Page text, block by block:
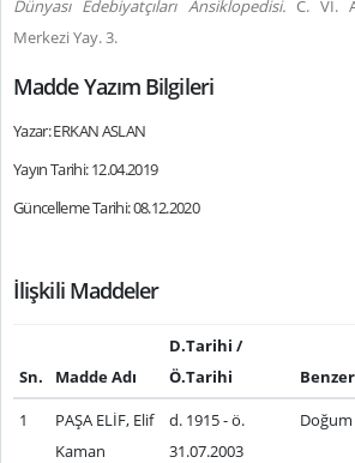
Dünyası Edebiyatçıları Ansiklopedisi.C. VI.
Merkezi Yay. 3.
Madde Yazım Bilgileri
Yazar: ERKAN ASLAN
Yayın Tarihi: 12.04.2019
Güncelleme Tarihi: 08.12.2020
İlişkili Maddeler
Sn. Madde Adı
D.Tarihi /
Ö.Tarihi
1
PAŞA ELİF, Elif
Kaman
d. 1915 - ö.
31.07.2003
Doğum